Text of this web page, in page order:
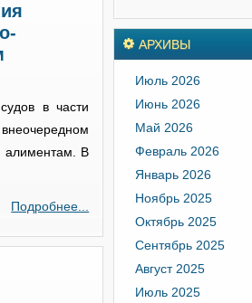
в части
алиментам. В
Подробнее...
АРХИВЫ
Июль 2026
Июнь 2026
Май 2026
Февраль 2026
Январь 2026
Ноябрь 2025
Октябрь 2025
Сентябрь 2025
Август 2025
Июль 2025